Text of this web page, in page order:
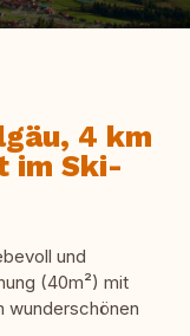
4 km
im Ski-
und
(40m²) mit
wunderschönen